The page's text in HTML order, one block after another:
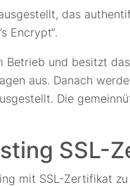
das
Encrypt“.
Betrieb und besitzt
aus. Danach
Die
SSL-
mit SSL-Zertifikat